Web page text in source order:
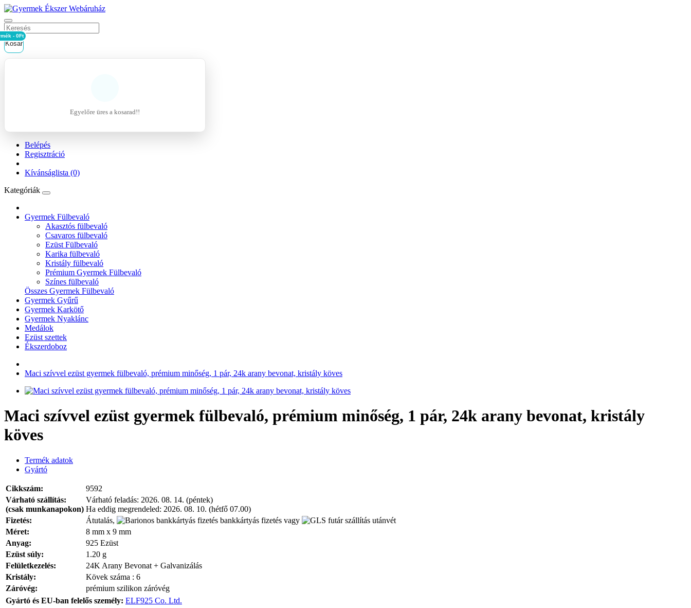
Kosár
- 0Ft
Egyelőre üres a kosarad!!
Belépés
Regisztráció
Kívánságlista (0)
Kategóriák
Gyermek Fülbevaló
Akasztós fülbevaló
Csavaros fülbevaló
Ezüst Fülbevaló
Karika fülbevaló
Kristály fülbevaló
Prémium Gyermek Fülbevaló
Színes fülbevaló
Összes Gyermek Fülbevaló
Gyermek Gyűrű
Gyermek Karkötő
Gyermek Nyaklánc
Medálok
Ezüst szettek
Ékszerdoboz
Maci szívvel ezüst gyermek fülbevaló, prémium minőség, 1 pár, 24k arany bevonat, kristály köves
Maci szívvel ezüst gyermek fülbevaló, prémium minőség, 1 pár, 24k arany bevonat, kristály
köves
Termék adatok
Gyártó
Cikkszám:
9592
Várható szállítás:
(csak munkanapokon)
Várható feladás: 2026. 08. 14. (péntek)
Ha eddig megrendeled: 2026. 08. 10. (hétfő 07.00)
Fizetés:
Átutalás, bankkártyás fizetés vagy
utánvét
Méret:
8 mm x 9 mm
Anyag:
925 Ezüst
Ezüst súly:
1.20 g
Felületkezelés:
24K Arany Bevonat + Galvanizálás
Kristály:
Kövek száma : 6
Záróvég:
prémium szilikon záróvég
Gyártó és EU-ban felelős személy: ELF925 Co. Ltd.